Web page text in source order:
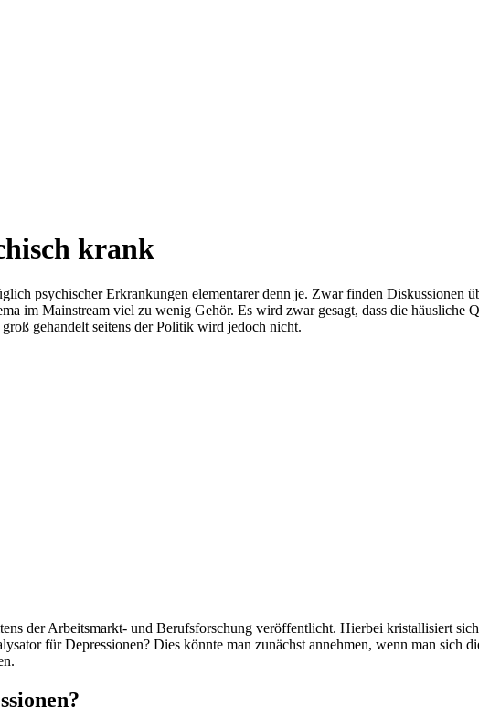
krank
psychischer Erkrankungen elementarer denn je. Zwar finden Diskussionen
im Mainstream viel zu wenig Gehör. Es wird zwar gesagt, dass die
gehandelt seitens der Politik wird jedoch nicht.
der Arbeitsmarkt- und Berufsforschung veröffentlicht. Hierbei kristallisiert
für Depressionen? Dies könnte man zunächst annehmen, wenn man sich